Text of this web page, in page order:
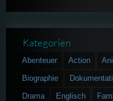
Kategorien
Abenteuer Action
Biographie
Drama
Englisch